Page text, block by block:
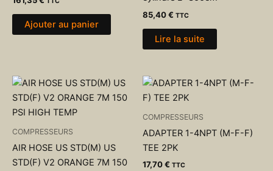
Ajouter au panier
85,40€ TTC
Lire la suite
COMPRESSEURS
AIR HOSE US STD(M) US
STD(F) V2 ORANGE 7M 150
COMPRESSEURS
ADAPTER 1-4NPT (M-F-F)
TEE 2PK
17,70€ TTC